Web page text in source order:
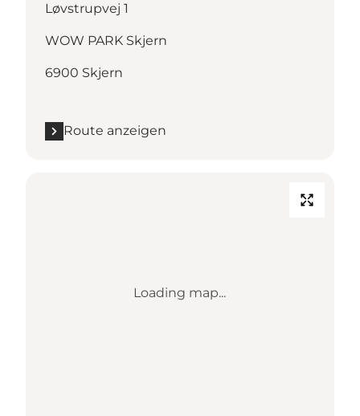
Løvstrupvej 1
WOW PARK Skjern
6900 Skjern
Route anzeigen
Loading map...